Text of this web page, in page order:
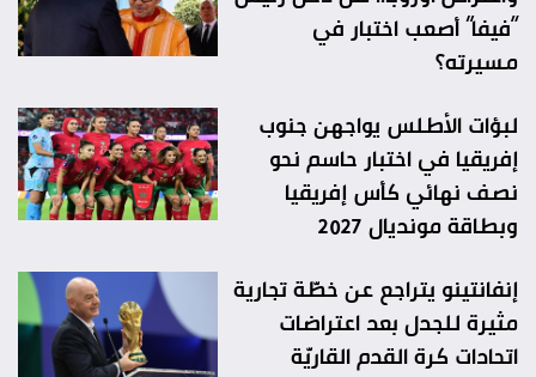
“فيفا” أصعب اختبار في
مسيرته؟
لبؤات الأطلس يواجهن جنوب
إفريقيا في اختبار حاسم نحو
نصف نهائي كأس إفريقيا
وبطاقة مونديال 2027
إنفانتينو يتراجع عن خطّة تجارية
مثيرة للجدل بعد اعتراضات
اتحادات كرة القدم القاريّة